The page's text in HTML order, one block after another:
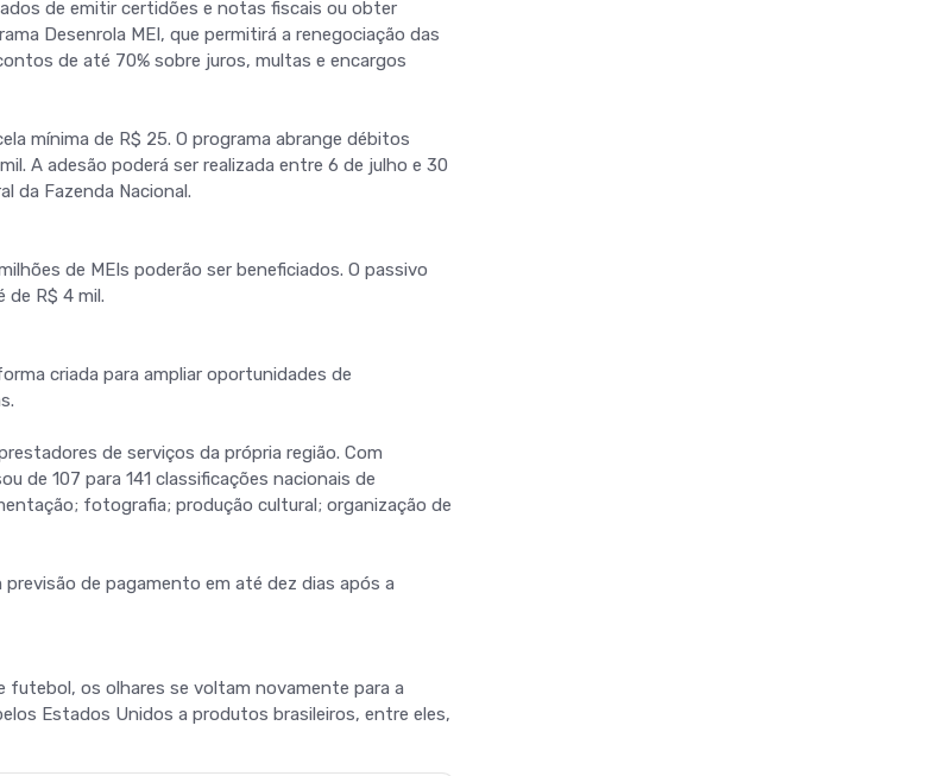
de emitir certidões e notas fiscais ou obter
Desenrola MEI, que permitirá a renegociação das
de até 70% sobre juros, multas e encargos
mínima de R$ 25. O programa abrange débitos
A adesão poderá ser realizada entre 6 de julho e 30
da Fazenda Nacional.
de MEIs poderão ser beneficiados. O passivo
de R$ 4 mil.
criada para ampliar oportunidades de
de serviços da própria região. Com
de 107 para 141 classificações nacionais de
fotografia; produção cultural; organização de
de pagamento em até dez dias após a
futebol, os olhares se voltam novamente para a
Estados Unidos a produtos brasileiros, entre eles,